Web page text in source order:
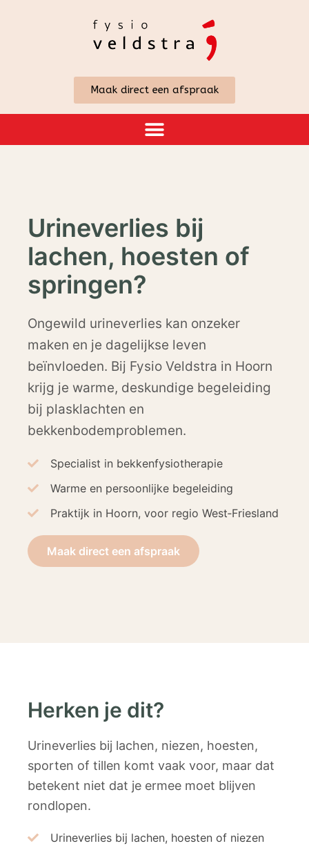
Maak direct een afspraak
Urineverlies bij
lachen, hoesten of
springen?
Ongewild urineverlies kan onzeker
maken en je dagelijkse leven
beïnvloeden. Bij Fysio Veldstra in Hoorn
krijg je warme, deskundige begeleiding
bij plasklachten en
bekkenbodemproblemen.
Specialist in bekkenfysiotherapie
Warme en persoonlijke begeleiding
Praktijk in Hoorn, voor regio West‑Friesland
Maak direct een afspraak
Herken je dit?
Urineverlies bij lachen, niezen, hoesten,
sporten of tillen komt vaak voor, maar dat
betekent niet dat je ermee moet blijven
rondlopen.
Urineverlies bij lachen, hoesten of niezen